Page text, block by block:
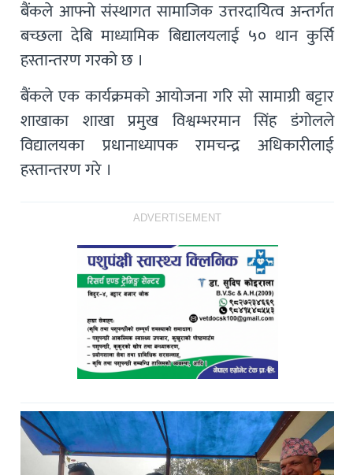
बैंकले आफ्नो संस्थागत सामाजिक उत्तरदायित्व अन्तर्गत
बच्छला देबि माध्यामिक बिद्यालयलाई ५० थान कुर्सि
हस्तान्तरण गरको छ ।
बैंकले एक कार्यक्रमको आयोजना गरि सो सामाग्री बट्टार
शाखाका शाखा प्रमुख विश्वम्भरमान सिंह डंगोलले
विद्यालयका प्रधानाध्यापक रामचन्द्र अधिकारीलाई
हस्तान्तरण गरे ।
ADVERTISEMENT